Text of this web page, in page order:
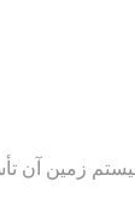
زمین آن